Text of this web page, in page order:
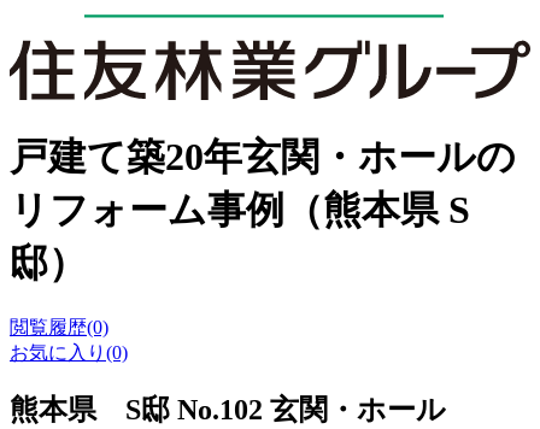
戸建て築20年玄関・ホールの
リフォーム事例（熊本県 S
邸）
閲覧履歴(0)
お気に入り(0)
熊本県 S邸 No.102 玄関・ホール